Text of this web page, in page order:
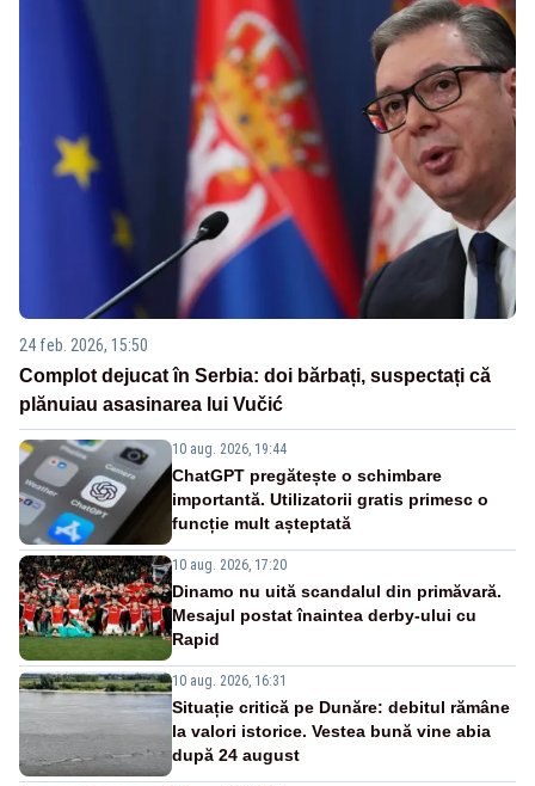
24 feb. 2026, 15:50
Complot dejucat în Serbia: doi bărbați, suspectați că
plănuiau asasinarea lui Vučić
10 aug. 2026, 19:44
ChatGPT pregătește o schimbare
importantă. Utilizatorii gratis primesc o
funcție mult așteptată
10 aug. 2026, 17:20
Dinamo nu uită scandalul din primăvară.
Mesajul postat înaintea derby-ului cu
Rapid
10 aug. 2026, 16:31
Situație critică pe Dunăre: debitul rămâne
la valori istorice. Vestea bună vine abia
după 24 august